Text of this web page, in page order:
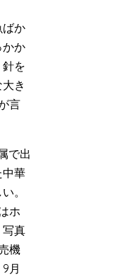
か
か
を
き
言
で出
華
。
ホ
真
機
月